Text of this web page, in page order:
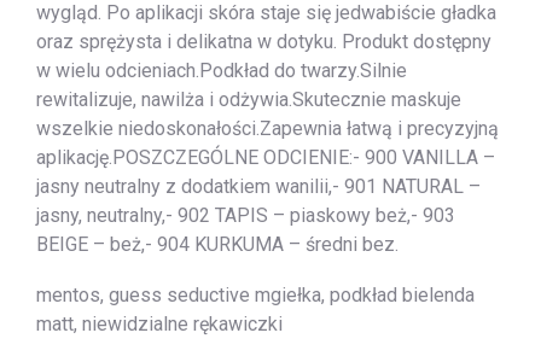
wygląd. Po aplikacji skóra staje się jedwabiście gładka
oraz sprężysta i delikatna w dotyku. Produkt dostępny
w wielu odcieniach.Podkład do twarzy.Silnie
rewitalizuje, nawilża i odżywia.Skutecznie maskuje
wszelkie niedoskonałości.Zapewnia łatwą i precyzyjną
aplikację.POSZCZEGÓLNE ODCIENIE:- 900 VANILLA –
jasny neutralny z dodatkiem wanilii,- 901 NATURAL –
jasny, neutralny,- 902 TAPIS – piaskowy beż,- 903
BEIGE – beż,- 904 KURKUMA – średni bez.
mentos, guess seductive mgiełka, podkład bielenda
matt, niewidzialne rękawiczki